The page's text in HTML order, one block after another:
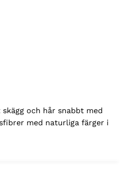
och hår snabbt med
med naturliga färger i